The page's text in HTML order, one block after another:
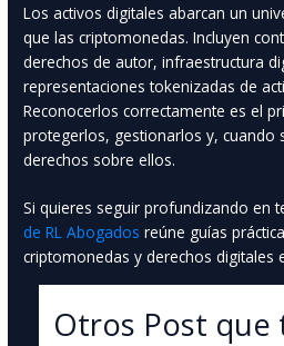
Los activos digitales abarcan un
que las criptomonedas. Incluyen
derechos de autor, infraestructura
representaciones tokenizadas de
Reconocerlos correctamente es el
protegerlos, gestionarlos y, cuando
derechos sobre ellos.
Si quieres seguir profundizando en
de RL Abogados reúne guías
criptomonedas y derechos digitales
Otros Post que